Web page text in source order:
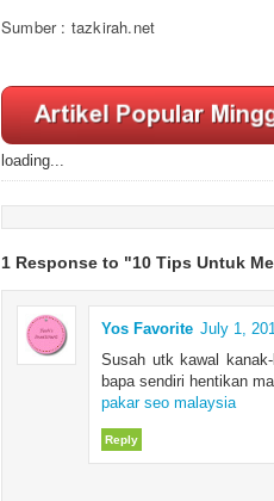
Sumber : tazkirah.net
loading...
1 Response to "10 Tips Untuk
Yos Favorite July 1,
Susah utk kawal
bapa sendiri hentikan
pakar seo malaysia
Reply